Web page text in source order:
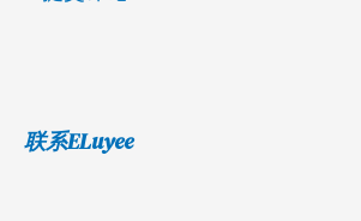
联系ELuyee